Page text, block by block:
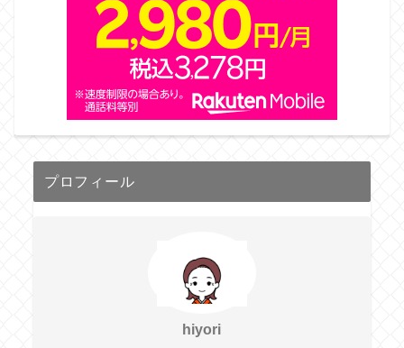
プロフィール
hiyori